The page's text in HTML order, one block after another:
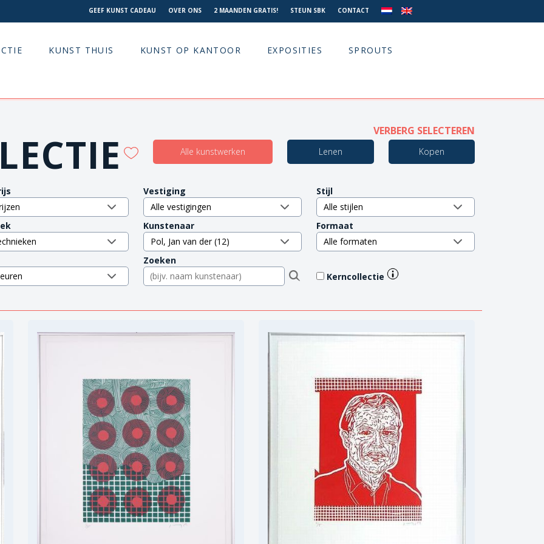
GEEF KUNST CADEAU OVER ONS 2 MAANDEN GRATIS! STEUN SBK CONTACT
KUNST THUIS KUNST OP KANTOOR EXPOSITIES SPROUTS
VERBERG SELECTEREN
Alle kunstwerken Lenen Kopen
Vestiging Stijl
Kunstenaar Formaat
Zoeken
Kerncollectie